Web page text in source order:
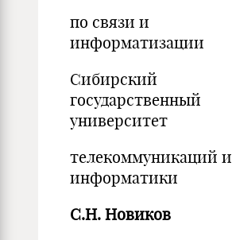
по связи и
информатизации
Сибирский
государственный
университет
телекоммуникаций и
информатики
С.Н. Новиков